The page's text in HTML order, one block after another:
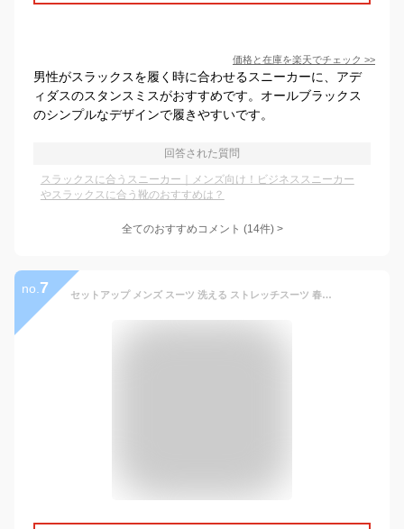
価格と在庫を楽天でチェック >>
男性がスラックスを履く時に合わせるスニーカーに、アデ
ィダスのスタンスミスがおすすめです。オールブラックス
のシンプルなデザインで履きやすいです。
回答された質問
スラックスに合うスニーカー｜メンズ向け！ビジネススニーカー
やスラックスに合う靴のおすすめは？
全てのおすすめコメント (14件) >
no. 7 セットアップ メンズ スーツ 洗える ストレッチスーツ 春 夏 秋 冬 AWC ブランド ストレッチ カジュアルスーツ オールシーズン ビジネス ビジネススーツ ウォッシャブル 大きいサイズ 自転車 通勤 オフィス カジュアル テレワーク 婚活 M/L/LL/3L ベージュ/ネイビー/ブラック